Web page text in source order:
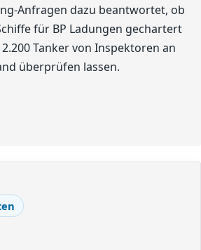
Anfragen dazu beantwortet, ob
für BP Ladungen gechartert
Tanker von Inspektoren an
überprüfen lassen.